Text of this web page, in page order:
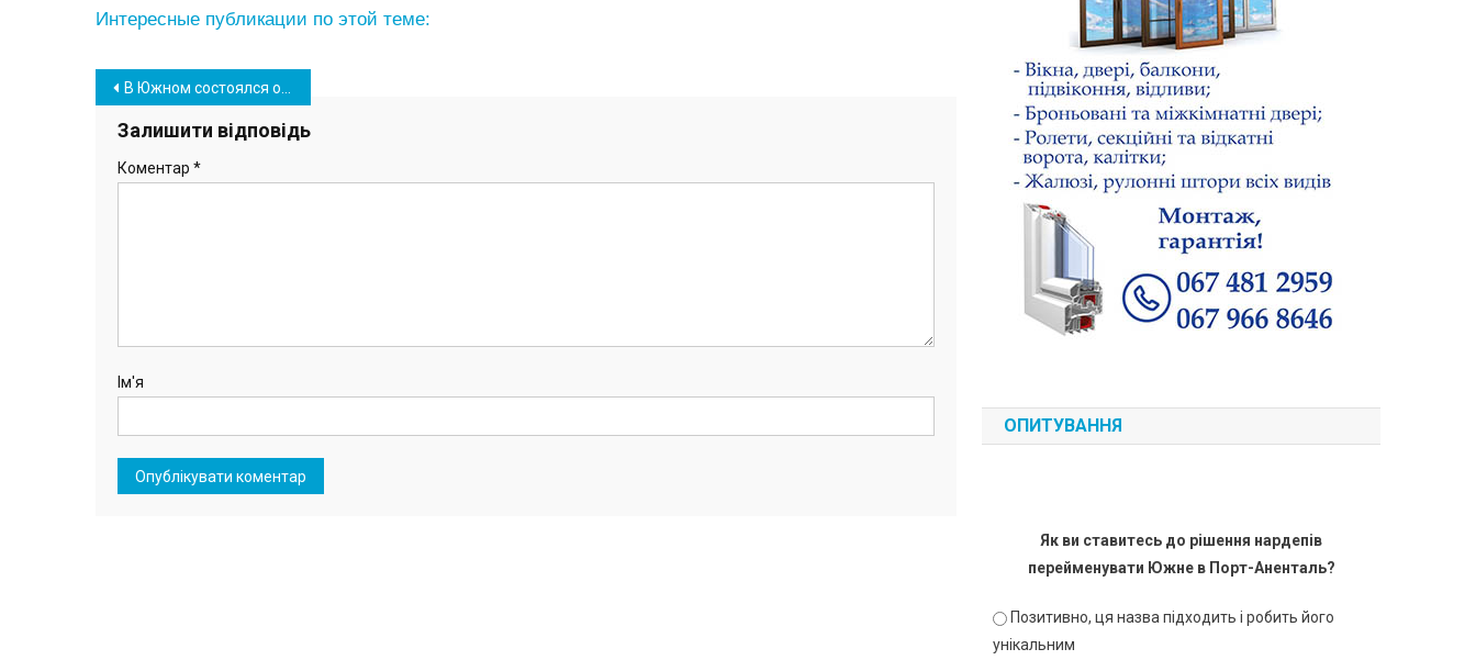
Интересные публикации по этой теме:
Навігація
записів
В Южном состоялся отборочный этап чемпионата Одесской области по кикбоксингу WAKO
Залишити відповідь
Коментар *
Ім'я
ОПИТУВАННЯ
Як ви ставитесь до рішення нардепів
перейменувати Южне в Порт-Аненталь?
Позитивно, ця назва підходить і робить його
унікальним